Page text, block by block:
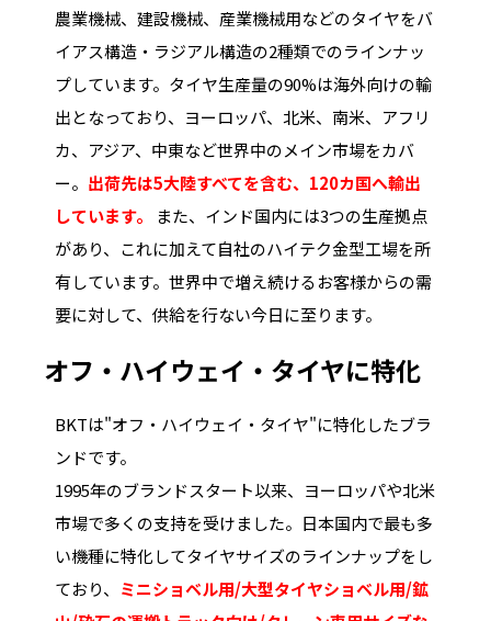
農業機械、建設機械、産業機械用などのタイヤをバ
イアス構造・ラジアル構造の2種類でのラインナッ
プしています。タイヤ生産量の90%は海外向けの輸
出となっており、ヨーロッパ、北米、南米、アフリ
カ、アジア、中東など世界中のメイン市場をカバ
ー。 出荷先は5大陸すべてを含む、120カ国へ輸出
しています。
また、インド国内には3つの生産拠点
があり、これに加えて自社のハイテク金型工場を所
有しています。世界中で増え続けるお客様からの需
要に対して、供給を行ない今日に至ります。
オフ・ハイウェイ・タイヤに特化
BKTは"オフ・ハイウェイ・タイヤ"に特化したブラ
ンドです。
1995年のブランドスタート以来、ヨーロッパや北米
市場で多くの支持を受けました。日本国内で最も多
い機種に特化してタイヤサイズのラインナップをし
ており、 ミニショベル用/大型タイヤショベル用/鉱